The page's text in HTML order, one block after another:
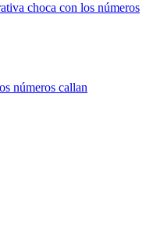
choca con los números
números callan